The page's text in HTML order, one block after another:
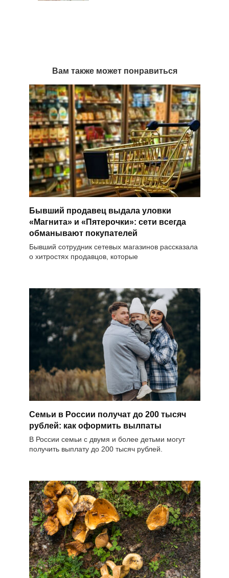
Вам также может понравиться
Бывший продавец выдала уловки
«Магнита» и «Пятерочки»: сети всегда
обманывают покупателей
Бывший сотрудник сетевых магазинов рассказала
о хитростях продавцов, которые
Семьи в России получат до 200 тысяч
рублей: как оформить вылпаты
В России семьи с двумя и более детьми могут
получить выплату до 200 тысяч рублей.